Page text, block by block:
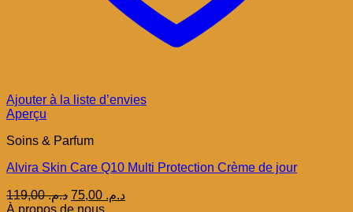
Ajouter à la liste d’envies
Aperçu
Soins & Parfum
Alvira Skin Care Q10 Multi Protection Crème de jour
د.م.119,00
Le
prix
د.م.Le
À propos de nous